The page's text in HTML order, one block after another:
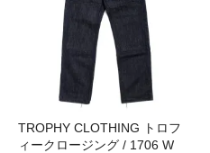
TROPHY CLOTHING トロフ
ィークロージング / 1706 W